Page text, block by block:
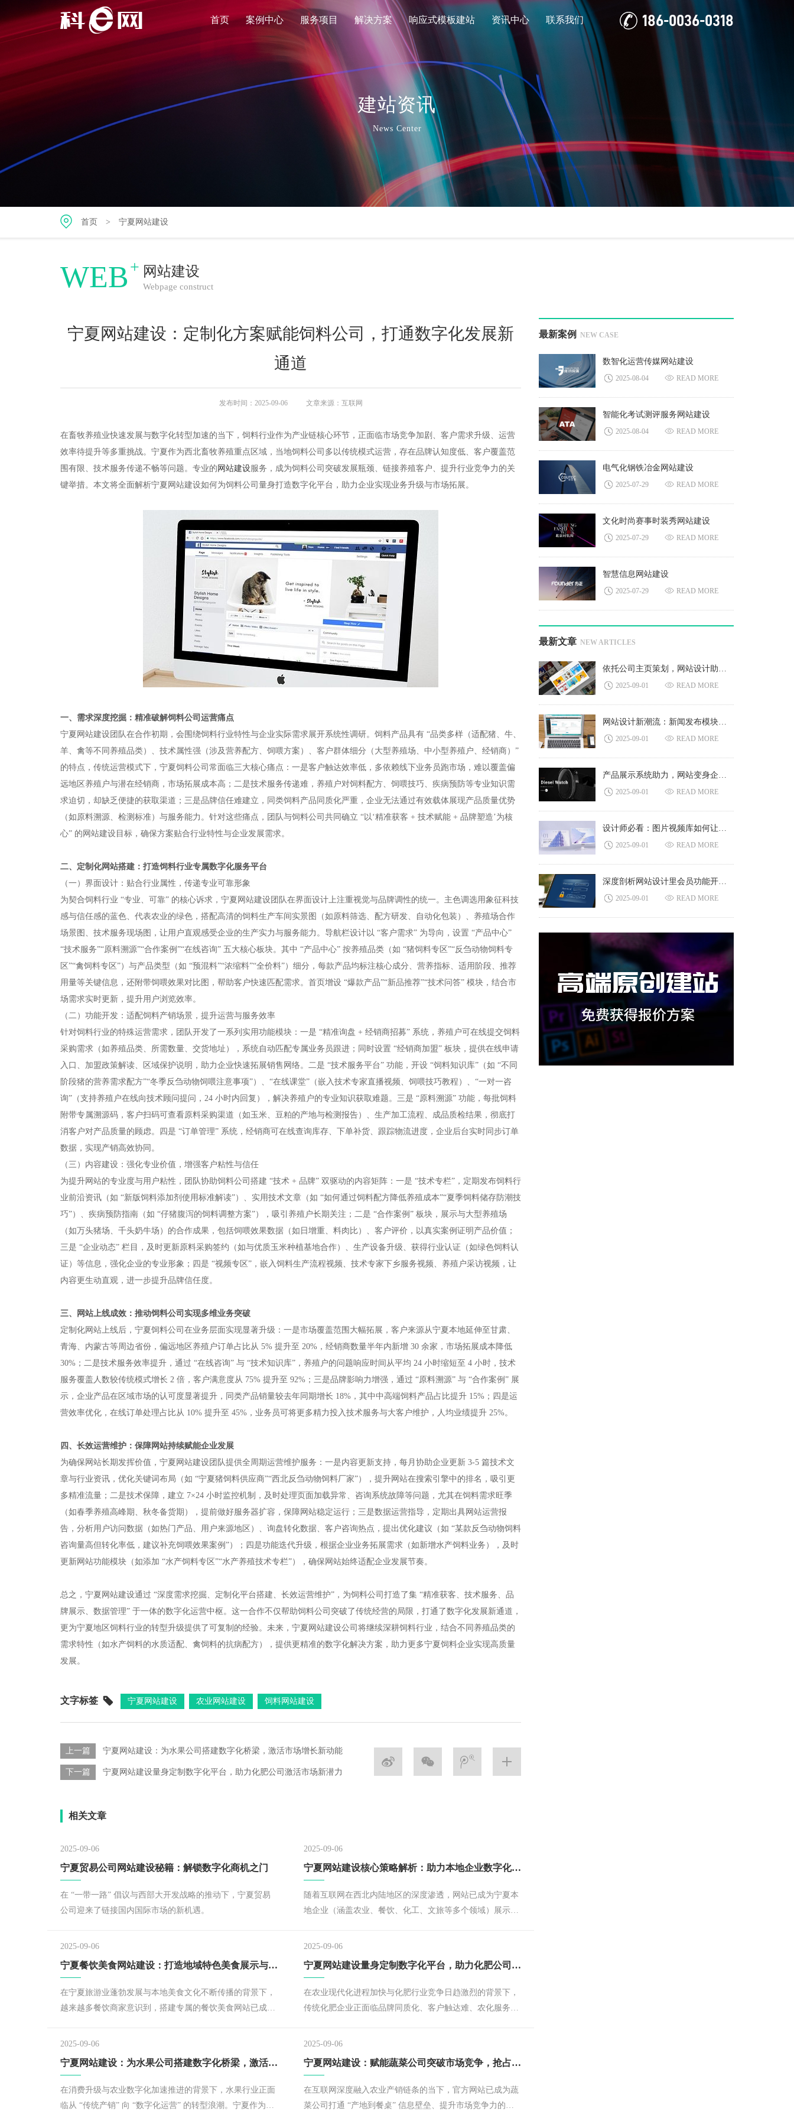
首页 案例中心 服务项目 解决方案 响应式模板建站 资讯中心 联系我们 186-0036-0318
建站资讯
News Center
首页 > 宁夏网站建设
WEB+ 网站建设
Webpage construct
宁夏网站建设：定制化方案赋能饲料公司，打通数字化发展新
通道
发布时间：2025-09-06 文章来源：互联网
在畜牧养殖业快速发展与数字化转型加速的当下，饲料行业作为产业链核心环节，正面临市场竞争加剧、客户需求升级、运营
效率待提升等多重挑战。宁夏作为西北畜牧养殖重点区域，当地饲料公司多以传统模式运营，存在品牌认知度低、客户覆盖范
围有限、技术服务传递不畅等问题。专业的 网站建设 服务，成为饲料公司突破发展瓶颈、链接养殖客户、提升行业竞争力的关
键举措。本文将全面解析宁夏网站建设如何为饲料公司量身打造数字化平台，助力企业实现业务升级与市场拓展。​
一、需求深度挖掘：精准破解饲料公司运营痛点​
宁夏网站建设团队在合作初期，会围绕饲料行业特性与企业实际需求展开系统性调研。饲料产品具有 “品类多样（适配猪、牛、
羊、禽等不同养殖品类）、技术属性强（涉及营养配方、饲喂方案）、客户群体细分（大型养殖场、中小型养殖户、经销商）”
的特点，传统运营模式下，宁夏饲料公司常面临三大核心痛点：一是客户触达效率低，多依赖线下业务员跑市场，难以覆盖偏
远地区养殖户与潜在经销商，市场拓展成本高；二是技术服务传递难，养殖户对饲料配方、饲喂技巧、疾病预防等专业知识需
求迫切，却缺乏便捷的获取渠道；三是品牌信任难建立，同类饲料产品同质化严重，企业无法通过有效载体展现产品质量优势
（如原料溯源、检测标准）与服务能力。针对这些痛点，团队与饲料公司共同确立 “以‘精准获客 + 技术赋能 + 品牌塑造’为核
心” 的网站建设目标，确保方案贴合行业特性与企业发展需求。​
二、定制化网站搭建：打造饲料行业专属数字化服务平台​
（一）界面设计：贴合行业属性，传递专业可靠形象​
为契合饲料行业 “专业、可靠” 的核心诉求，宁夏网站建设团队在界面设计上注重视觉与品牌调性的统一。主色调选用象征科技
感与信任感的蓝色、代表农业的绿色，搭配高清的饲料生产车间实景图（如原料筛选、配方研发、自动化包装）、养殖场合作
场景图、技术服务现场图，让用户直观感受企业的生产实力与服务能力。导航栏设计以 “客户需求” 为导向，设置 “产品中心”
“技术服务”“原料溯源”“合作案例”“在线咨询” 五大核心板块。其中 “产品中心” 按养殖品类（如 “猪饲料专区”“反刍动物饲料专
区”“禽饲料专区”）与产品类型（如 “预混料”“浓缩料”“全价料”）细分，每款产品均标注核心成分、营养指标、适用阶段、推荐
用量等关键信息，还附带饲喂效果对比图，帮助客户快速匹配需求。首页增设 “爆款产品”“新品推荐”“技术问答” 模块，结合市
场需求实时更新，提升用户浏览效率。​
（二）功能开发：适配饲料产销场景，提升运营与服务效率​
针对饲料行业的特殊运营需求，团队开发了一系列实用功能模块：一是 “精准询盘 + 经销商招募” 系统，养殖户可在线提交饲料
采购需求（如养殖品类、所需数量、交货地址），系统自动匹配专属业务员跟进；同时设置 “经销商加盟” 板块，提供在线申请
入口、加盟政策解读、区域保护说明，助力企业快速拓展销售网络。二是 “技术服务平台” 功能，开设 “饲料知识库”（如 “不同
阶段猪的营养需求配方”“冬季反刍动物饲喂注意事项”）、“在线课堂”（嵌入技术专家直播视频、饲喂技巧教程）、“一对一咨
询”（支持养殖户在线向技术顾问提问，24 小时内回复），解决养殖户的专业知识获取难题。三是 “原料溯源” 功能，每批饲料
附带专属溯源码，客户扫码可查看原料采购渠道（如玉米、豆粕的产地与检测报告）、生产加工流程、成品质检结果，彻底打
消客户对产品质量的顾虑。四是 “订单管理” 系统，经销商可在线查询库存、下单补货、跟踪物流进度，企业后台实时同步订单
数据，实现产销高效协同。​
（三）内容建设：强化专业价值，增强客户粘性与信任​
为提升网站的专业度与用户粘性，团队协助饲料公司搭建 “技术 + 品牌” 双驱动的内容矩阵：一是 “技术专栏”，定期发布饲料行
业前沿资讯（如 “新版饲料添加剂使用标准解读”）、实用技术文章（如 “如何通过饲料配方降低养殖成本”“夏季饲料储存防潮技
巧”）、疾病预防指南（如 “仔猪腹泻的饲料调整方案”），吸引养殖户长期关注；二是 “合作案例” 板块，展示与大型养殖场
（如万头猪场、千头奶牛场）的合作成果，包括饲喂效果数据（如日增重、料肉比）、客户评价，以真实案例证明产品价值；
三是 “企业动态” 栏目，及时更新原料采购签约（如与优质玉米种植基地合作）、生产设备升级、获得行业认证（如绿色饲料认
证）等信息，强化企业的专业形象；四是 “视频专区”，嵌入饲料生产流程视频、技术专家下乡服务视频、养殖户采访视频，让
内容更生动直观，进一步提升品牌信任度。​
三、网站上线成效：推动饲料公司实现多维业务突破​
定制化网站上线后，宁夏饲料公司在业务层面实现显著升级：一是市场覆盖范围大幅拓展，客户来源从宁夏本地延伸至甘肃、
青海、内蒙古等周边省份，偏远地区养殖户订单占比从 5% 提升至 20%，经销商数量半年内新增 30 余家，市场拓展成本降低
30%；二是技术服务效率提升，通过 “在线咨询” 与 “技术知识库”，养殖户的问题响应时间从平均 24 小时缩短至 4 小时，技术
服务覆盖人数较传统模式增长 2 倍，客户满意度从 75% 提升至 92%；三是品牌影响力增强，通过 “原料溯源” 与 “合作案例” 展
示，企业产品在区域市场的认可度显著提升，同类产品销量较去年同期增长 18%，其中中高端饲料产品占比提升 15%；四是运
营效率优化，在线订单处理占比从 10% 提升至 45%，业务员可将更多精力投入技术服务与大客户维护，人均业绩提升 25%。​
四、长效运营维护：保障网站持续赋能企业发展​
为确保网站长期发挥价值，宁夏网站建设团队提供全周期运营维护服务：一是内容更新支持，每月协助企业更新 3-5 篇技术文
章与行业资讯，优化关键词布局（如 “宁夏猪饲料供应商”“西北反刍动物饲料厂家”），提升网站在搜索引擎中的排名，吸引更
多精准流量；二是技术保障，建立 7×24 小时监控机制，及时处理页面加载异常、咨询系统故障等问题，尤其在饲料需求旺季
（如春季养殖高峰期、秋冬备货期），提前做好服务器扩容，保障网站稳定运行；三是数据运营指导，定期出具网站运营报
告，分析用户访问数据（如热门产品、用户来源地区）、询盘转化数据、客户咨询热点，提出优化建议（如 “某款反刍动物饲料
咨询量高但转化率低，建议补充饲喂效果案例”）；四是功能迭代升级，根据企业业务拓展需求（如新增水产饲料业务），及时
更新网站功能模块（如添加 “水产饲料专区”“水产养殖技术专栏”），确保网站始终适配企业发展节奏。​
总之，宁夏网站建设通过 “深度需求挖掘、定制化平台搭建、长效运营维护”，为饲料公司打造了集 “精准获客、技术服务、品
牌展示、数据管理” 于一体的数字化运营中枢。这一合作不仅帮助饲料公司突破了传统经营的局限，打通了数字化发展新通道，
更为宁夏地区饲料行业的转型升级提供了可复制的经验。未来，宁夏网站建设公司将继续深耕饲料行业，结合不同养殖品类的
需求特性（如水产饲料的水质适配、禽饲料的抗病配方），提供更精准的数字化解决方案，助力更多宁夏饲料企业实现高质量
发展。
文字标签 宁夏网站建设 农业网站建设 饲料网站建设
上一篇 宁夏网站建设：为水果公司搭建数字化桥梁，激活市场增长新动能
下一篇 宁夏网站建设量身定制数字化平台，助力化肥公司激活市场新潜力
相关文章
2025-09-06
宁夏贸易公司网站建设秘籍：解锁数字化商机之门
在 “一带一路” 倡议与西部大开发战略的推动下，宁夏贸易
公司迎来了链接国内国际市场的新机遇。
2025-09-06
宁夏网站建设核心策略解析：助力本地企业数字化突围
随着互联网在西北内陆地区的深度渗透，网站已成为宁夏本
地企业（涵盖农业、餐饮、化工、文旅等多个领域）展示品
2025-09-06
宁夏餐饮美食网站建设：打造地域特色美食展示与引流新平台
在宁夏旅游业蓬勃发展与本地美食文化不断传播的背景下，
越来越多餐饮商家意识到，搭建专属的餐饮美食网站已成为
需要一个专业平台让更多人知晓。宁夏餐饮美食 网站建设
，正是为本地餐饮商家量身
2025-09-06
宁夏网站建设量身定制数字化平台，助力化肥公司激活市场新潜力
在农业现代化进程加快与化肥行业竞争日趋激烈的背景下，
传统化肥企业正面临品牌同质化、客户触达难、农化服务滞
2025-09-06
宁夏网站建设：为水果公司搭建数字化桥梁，激活市场增长新动能
在消费升级与农业数字化加速推进的背景下，水果行业正面
临从 “传统产销” 向 “数字化运营” 的转型浪潮。宁夏作为西
2025-09-06
宁夏网站建设：赋能蔬菜公司突破市场竞争，抢占化先机
在互联网深度融入农业产销链条的当下，官方网站已成为蔬
菜公司打通 “产地到餐桌” 信息壁垒、提升市场竞争力的关
最新案例 NEW CASE
数智化运营传媒网站建设
2025-08-04 READ MORE
智能化考试测评服务网站建设
2025-08-04 READ MORE
电气化钢铁冶金网站建设
2025-07-29 READ MORE
文化时尚赛事时装秀网站建设
2025-07-29 READ MORE
智慧信息网站建设
2025-07-29 READ MORE
最新文章 NEW ARTICLES
2025-09-01 READ MORE
2025-09-01 READ MORE
2025-09-01 READ MORE
2025-09-01 READ MORE
2025-09-01 READ MORE